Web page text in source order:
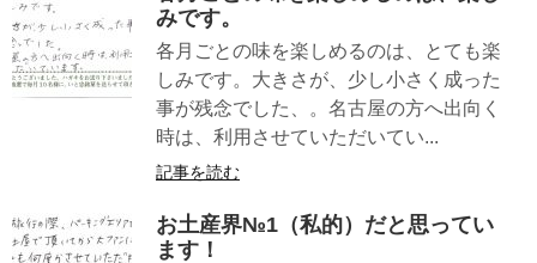
みです。
各月ごとの味を楽しめるのは、とても楽
しみです。大きさが、少し小さく成った
事が残念でした、。名古屋の方へ出向く
時は、利用させていただいてい...
記事を読む
お土産界№1（私的）だと思ってい
ます！